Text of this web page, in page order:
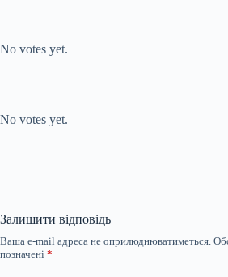
No votes yet.
No votes yet.
Залишити відповідь
Ваша e-mail адреса не оприлюднюватиметься.
позначені *